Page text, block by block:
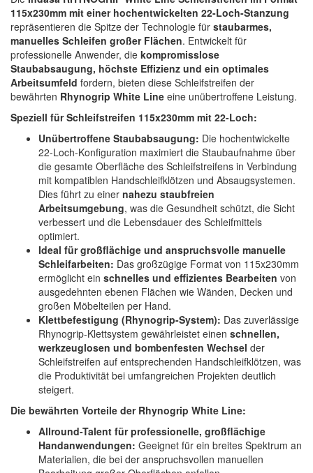
(2)
Wibeco
(1)
ZVG
115x230mm mit einer hochentwickelten 22-Loch-Stanzung
repräsentieren die Spitze der Technologie für staubarmes,
manuelles Schleifen großer Flächen. Entwickelt für
professionelle Anwender, die kompromisslose
Staubabsaugung, höchste Effizienz und ein optimales
Arbeitsumfeld fordern, bieten diese Schleifstreifen der
bewährten Rhynogrip White Line eine unübertroffene Leistung.
Speziell für Schleifstreifen 115x230mm mit 22-Loch:
Unübertroffene Staubabsaugung: Die hochentwickelte
22-Loch-Konfiguration maximiert die Staubaufnahme über
die gesamte Oberfläche des Schleifstreifens in Verbindung
mit kompatiblen Handschleifklötzen und Absaugsystemen.
Dies führt zu einer nahezu staubfreien
Arbeitsumgebung, was die Gesundheit schützt, die Sicht
verbessert und die Lebensdauer des Schleifmittels
optimiert.
Ideal für großflächige und anspruchsvolle manuelle
Schleifarbeiten: Das großzügige Format von 115x230mm
ermöglicht ein schnelles und effizientes Bearbeiten von
ausgedehnten ebenen Flächen wie Wänden, Decken und
großen Möbelteilen per Hand.
Klettbefestigung (Rhynogrip-System): Das zuverlässige
Rhynogrip-Klettsystem gewährleistet einen schnellen,
werkzeuglosen und bombenfesten Wechsel der
Schleifstreifen auf entsprechenden Handschleifklötzen, was
die Produktivität bei umfangreichen Projekten deutlich
steigert.
Die bewährten Vorteile der Rhynogrip White Line:
Allround-Talent für professionelle, großflächige
Handanwendungen: Geeignet für ein breites Spektrum an
Materialien, die bei der anspruchsvollen manuellen